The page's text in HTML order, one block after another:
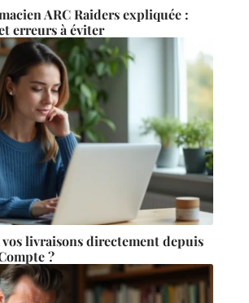
ARC Raiders expliquée :
erreurs à éviter
livraisons directement depuis
?